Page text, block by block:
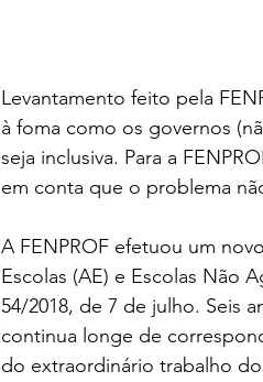
Levantamento feito pela
à foma como os governos
seja inclusiva. Para a
em conta que o problema
A FENPROF efetuou um
Escolas (AE) e Escolas Não
54/2018, de 7 de julho. Seis
continua longe de
do extraordinário trabalho